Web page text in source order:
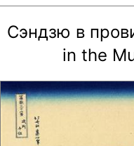
Сэндзю в
in the